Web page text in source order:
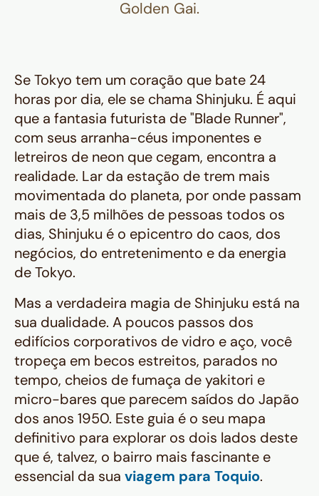
Golden Gai.
Se Tokyo tem um coração que bate 24
horas por dia, ele se chama Shinjuku. É aqui
que a fantasia futurista de "Blade Runner",
com seus arranha-céus imponentes e
letreiros de neon que cegam, encontra a
realidade. Lar da estação de trem mais
movimentada do planeta, por onde passam
mais de 3,5 milhões de pessoas todos os
dias, Shinjuku é o epicentro do caos, dos
negócios, do entretenimento e da energia
de Tokyo.
Mas a verdadeira magia de Shinjuku está na
sua dualidade. A poucos passos dos
edifícios corporativos de vidro e aço, você
tropeça em becos estreitos, parados no
tempo, cheios de fumaça deyakitori e
micro-bares que parecem saídos do Japão
dos anos 1950. Este guia é o seu mapa
definitivo para explorar os dois lados deste
que é, talvez, o bairro mais fascinante e
essencial da sua viagem para Toquio.